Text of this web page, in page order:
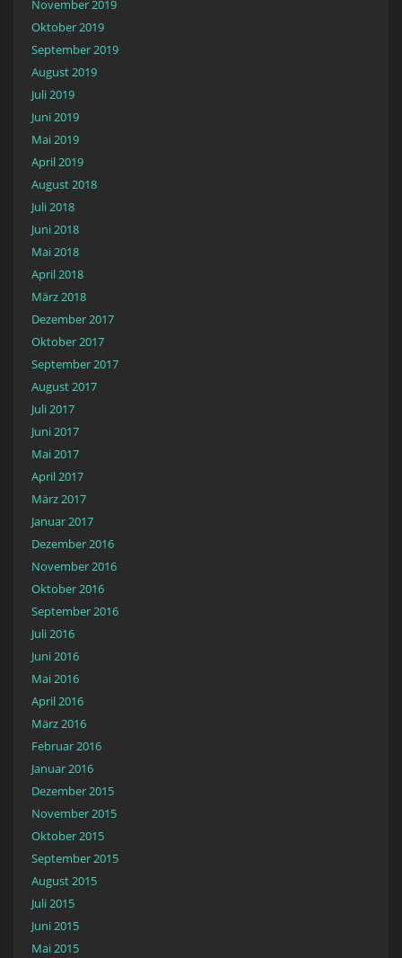
November 2019
Oktober 2019
September 2019
August 2019
Juli 2019
Juni 2019
Mai 2019
April 2019
August 2018
Juli 2018
Juni 2018
Mai 2018
April 2018
März 2018
Dezember 2017
Oktober 2017
September 2017
August 2017
Juli 2017
Juni 2017
Mai 2017
April 2017
März 2017
Januar 2017
Dezember 2016
November 2016
Oktober 2016
September 2016
Juli 2016
Juni 2016
Mai 2016
April 2016
März 2016
Februar 2016
Januar 2016
Dezember 2015
November 2015
Oktober 2015
September 2015
August 2015
Juli 2015
Juni 2015
Mai 2015